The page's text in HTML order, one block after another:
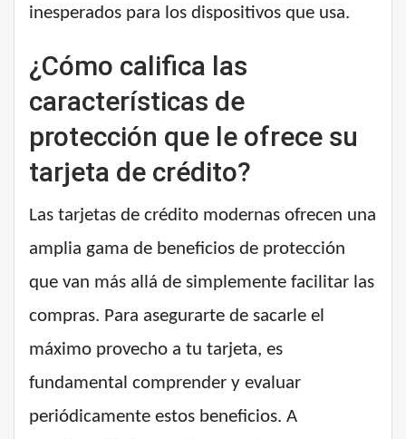
inesperados para los dispositivos que usa.
¿Cómo califica las
características de
protección que le ofrece su
tarjeta de crédito?
Las tarjetas de crédito modernas ofrecen una
amplia gama de beneficios de protección
que van más allá de simplemente facilitar las
compras. Para asegurarte de sacarle el
máximo provecho a tu tarjeta, es
fundamental comprender y evaluar
periódicamente estos beneficios. A